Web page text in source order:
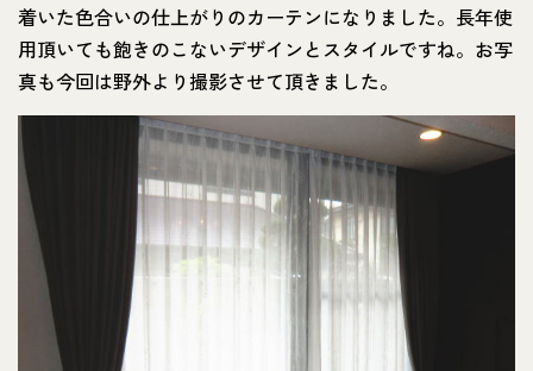
着いた色合いの仕上がりのカーテンになりました。長年使
用頂いても飽きのこないデザインとスタイルですね。お写
真も今回は野外より撮影させて頂きました。